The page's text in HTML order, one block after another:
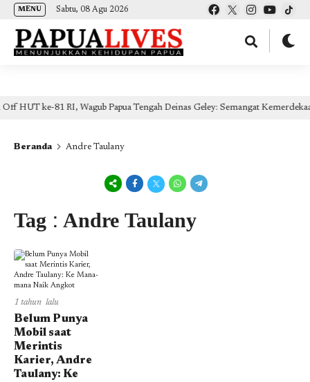
(self.SWG_BASIC = self.SWG_BASIC || []).push( basicSubscriptions => {
basicSubscriptions.init({ type: "NewsArticle", isPartOfType: ["Product"], isPartOfProductId:
MENU Sabtu, 08 Agu 2026
Wagub Papua Tengah Deinas Geley: Semangat Kemerdekaan Wujudkan
Beranda Andre Taulany
Tag : Andre Taulany
1 tahun lalu
Belum Punya
Mobil saat
Merintis
Karier, Andre
Taulany: Ke